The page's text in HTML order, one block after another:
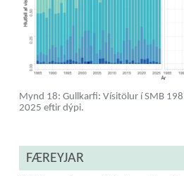
Mynd 18: Gullkarfi: Vísitölur í SMB
2025 eftir dýpi.
FÆREYJAR